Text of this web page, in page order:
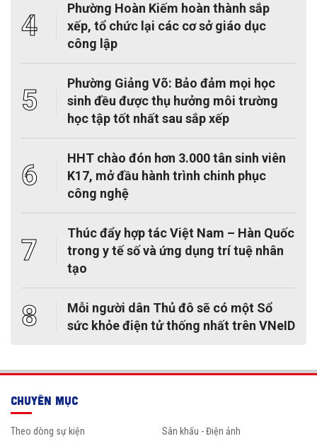
4
Phường Hoàn Kiếm hoàn thành sắp
xếp, tổ chức lại các cơ sở giáo dục
công lập
5
Phường Giảng Võ: Bảo đảm mọi học
sinh đều được thụ hưởng môi trường
học tập tốt nhất sau sắp xếp
6
HHT chào đón hơn 3.000 tân sinh viên
K17, mở đầu hành trình chinh phục
công nghệ
7
Thúc đẩy hợp tác Việt Nam – Hàn Quốc
trong y tế số và ứng dụng trí tuệ nhân
tạo
8
Mỗi người dân Thủ đô sẽ có một Sổ
sức khỏe điện tử thống nhất trên VNeID
CHUYÊN MỤC
Theo dòng sự kiện Sân khấu - Điện ảnh